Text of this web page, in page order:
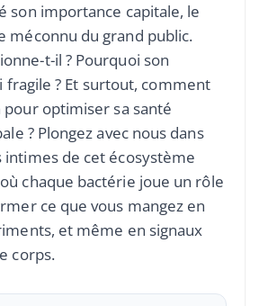
son importance capitale, le
méconnu du grand public.
t-il ? Pourquoi son
fragile ? Et surtout, comment
optimiser sa santé
? Plongez avec nous dans
intimes de cet écosystème
chaque bactérie joue un rôle
ce que vous mangez en
et même en signaux
corps.